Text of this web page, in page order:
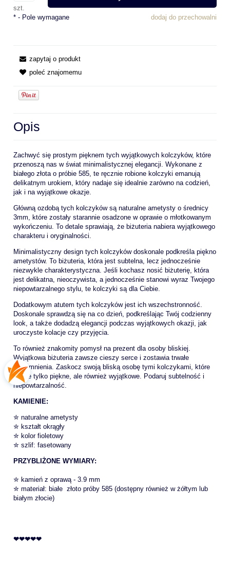
szt.
dodaj do przechowalni
* - Pole wymagane
zapytaj o produkt
poleć znajomemu
Opis
Zachwyć się prostym pięknem tych wyjątkowych kolczyków, które
przenoszą nas w świat minimalistycznej elegancji. Wykonane z
białego złota o próbie 585, te ręcznie robione kolczyki emanują
delikatnym urokiem, który nadaje się idealnie zarówno na codzień,
jak i na wyjątkowe okazje.
Główną ozdobą tych kolczyków są naturalne ametysty o średnicy
3mm, które zostały starannie osadzone w oprawie o młotkowanym
wykończeniu. To detale sprawiają, że biżuteria nabiera wyjątkowego
charakteru i oryginalności.
Minimalistyczny design tych kolczyków doskonale podkreśla piękno
ametystów. To biżuteria, która jest subtelna, lecz jednocześnie
niezwykle charakterystyczna. Jeśli kochasz nosić biżuterię, która
jest delikatna, nieoczywista, a jednocześnie stanowi wyraz Twojego
niepowtarzalnego stylu, te kolczyki są dla Ciebie.
Dodatkowym atutem tych kolczyków jest ich wszechstronność.
Doskonale sprawdzą się na co dzień, podkreślając Twój codzienny
look, a także dodadzą elegancji podczas wyjątkowych okazji, jak
uroczyste kolacje czy przyjęcia.
To również znakomity pomysł na prezent dla osoby bliskiej.
Wyjątkowa biżuteria zawsze cieszy serce i zostawia trwałe
wspomnienia. Zaskocz swoją bliską osobę tymi kolczykami, które
są nie tylko piękne, ale również wyjątkowe. Podaruj subtelność i
niepowtarzalność.
KAMIENIE:
✮ naturalne ametysty
✮ kształt okrągły
✮ kolor fioletowy
✮ szlif: fasetowany
PRZYBLIŻONE WYMIARY:
✮ kamień z oprawą - 3.9 mm
✮ materiał: białe złoto próby 585 (dostępny również w żółtym lub
białym złocie)
❤❤❤❤❤